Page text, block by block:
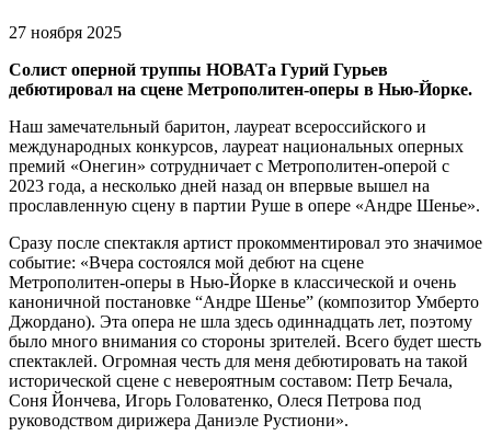
27 ноября 2025
Солист оперной труппы НОВАТа Гурий Гурьев
дебютировал на сцене Метрополитен-оперы в Нью-Йорке.
Наш замечательный баритон, лауреат всероссийского и
международных конкурсов, лауреат национальных оперных
премий «Онегин» сотрудничает с Метрополитен-оперой с
2023 года, а несколько дней назад он впервые вышел на
прославленную сцену в партии Руше в опере «Андре Шенье».
Сразу после спектакля артист прокомментировал это значимое
событие: «Вчера состоялся мой дебют на сцене
Метрополитен-оперы в Нью-Йорке в классической и очень
каноничной постановке “Андре Шенье” (композитор Умберто
Джордано). Эта опера не шла здесь одиннадцать лет, поэтому
было много внимания со стороны зрителей. Всего будет шесть
спектаклей. Огромная честь для меня дебютировать на такой
исторической сцене с невероятным составом: Петр Бечала,
Соня Йончева, Игорь Головатенко, Олеся Петрова под
руководством дирижера Даниэле Рустиони».